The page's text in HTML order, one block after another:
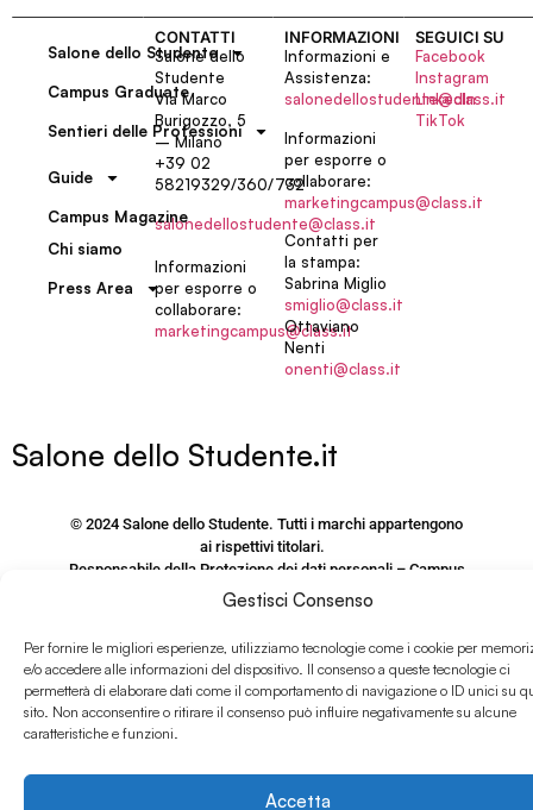
Gestisci Consenso
Per fornire le migliori esperienze, utilizziamo tecnologie come i cookie per
e/o accedere alle informazioni del dispositivo. Il consenso a queste tecnologie ci
permetterà di elaborare dati come il comportamento di navigazione o ID unici su
sito. Non acconsentire o ritirare il consenso può influire negativamente su alcune
caratteristiche e funzioni.
Accetta
Salone dello Studente
Campus Graduate
Sentieri delle Professioni
Guide
Campus Magazine
Chi siamo
Press Area
CONTATTI
Salone dello
Studente
Via Marco
Burigozzo, 5
– Milano
+39 02
58219329/360/732
salonedellostudente@class.it
Informazioni
per esporre o
collaborare:
marketingcampus@class.it
INFORMAZIONI
Informazioni e
Assistenza:
salonedellostudente@class.it
Informazioni
per esporre o
collaborare:
marketingcampus@class.it
Contatti per
la stampa:
Sabrina Miglio
smiglio@class.it
Ottaviano
Nenti
onenti@class.it
SEGUICI SU
Facebook
Instagram
LinkedIn
TikTok
Salone dello Studente.it
© 2024 Salone dello Studente. Tutti i marchi appartengono
ai rispettivi titolari.
Responsabile della Protezione dei dati personali – Campus
Editori S.r.l.
P.IVA e CF 09406120155
PRIVACY POLICY SITO
www.salonedellostudente.it
COOKIE POLICY